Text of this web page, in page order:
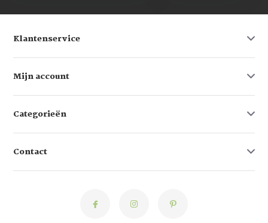
Klantenservice
Mijn account
Categorieën
Contact